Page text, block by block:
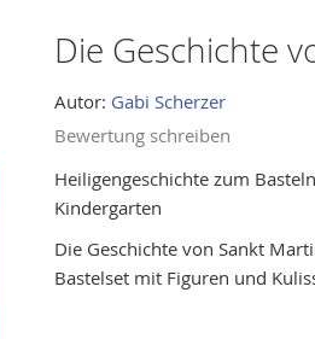
Die Geschichte
Autor: Gabi Scherzer
Bewertung schreiben
Heiligengeschichte zum
Kindergarten
Die Geschichte von Sankt
Bastelset mit Figuren und